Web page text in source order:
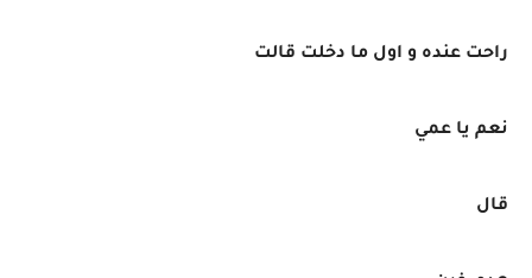
راحت عنده و اول ما دخلت قالت
نعم يا عمي
قال